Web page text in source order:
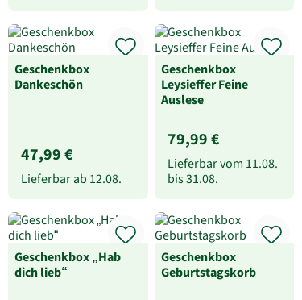
Geschenkbox
Dankeschön
47,99 €
Lieferbar ab 12.08.
Geschenkbox
Leysieffer Feine
Auslese
79,99 €
Lieferbar vom 11.08.
bis31.08.
Geschenkbox „Hab
dich lieb“
Geschenkbox
Geburtstagskorb